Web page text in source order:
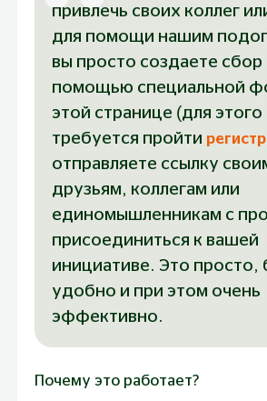
привлечь своих коллег
для помощи нашим
вы просто создаете сбор
помощью специальной
этой странице (для этого
требуется пройти
отправляете ссылку
друзьям, коллегам или
единомышленникам с
присоединиться к вашей
инициативе. Это просто,
удобно и при этом очень
эффективно.
Почему это работает?